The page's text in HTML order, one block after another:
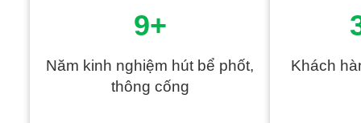
hệ thống máy móc thiết bị hiện đại máy lò xo
chung cư, cống nhiều bùn đất và mỡ đóng đặc, chúng
tiêu của Tấn Phát là xử lý dứt điểm, hạn chế tối đa đục
mặt bằng thị trường, để mỗi khách hàng luôn được
9+
Năm kinh nghiệm hút bể phốt,
thông cống
Khách